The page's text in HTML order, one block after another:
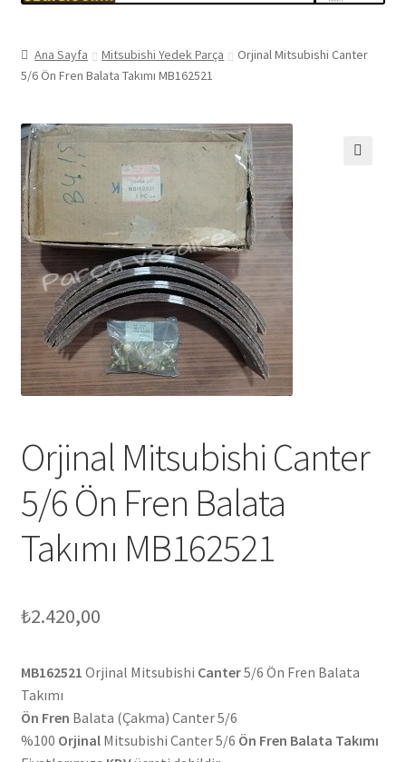
Ana Sayfa Mitsubishi Yedek Parça
Orjinal Mitsubishi Canter
5/6 Ön Fren Balata Takımı MB162521
Orjinal Mitsubishi Canter
5/6 Ön Fren Balata
Takımı MB162521
₺2.420,00
MB162521 Orjinal Mitsubishi Canter5/6 Ön Fren Balata
Takımı
Ön Fren Balata (Çakma) Canter 5/6
%100 OrjinalMitsubishi Canter 5/6 Ön Fren Balata Takımı